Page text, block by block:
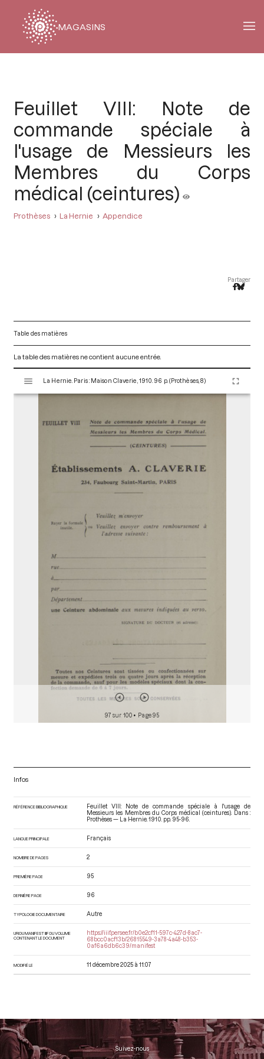
MAGASINS
Feuillet VIII: Note de
commande spéciale à
l'usage de Messieurs les
Membres du Corps
médical (ceintures)
Prothèses La Hernie Appendice
Partager
Table des matières
La table des matières ne contient aucune entrée.
s
La Hernie. Paris : Maison Claverie, 1910. 96 p. (Prothèses, 8)
97 sur 100 • Page 95
Infos
RÉFÉRENCE BIBLIOGRAPHIQUE
Feuillet VIII: Note de commande spéciale à l'usage de
Messieurs les Membres du Corps médical (ceintures). Dans :
Prothèses — La Hernie . 1910. pp. 95-96.
LANGUE PRINCIPALE Français
NOMBRE DE PAGES 2
PREMIÈRE PAGE 95
DERNIÈRE PAGE 96
TYPOLOGIE DOCUMENTAIRE Autre
URI DU MANIFEST IIIF DU VOLUME
CONTENANT LE DOCUMENT
https://iiif.persee.fr/b0e2cf11-597c-427d-8ac7-
68bcc0acf13b/26815549-3a78-4a48-b353-
0af6a6db6c39/manifest
MODIFIÉ LE 11 décembre 2025 à 11:07
Suivez-nous